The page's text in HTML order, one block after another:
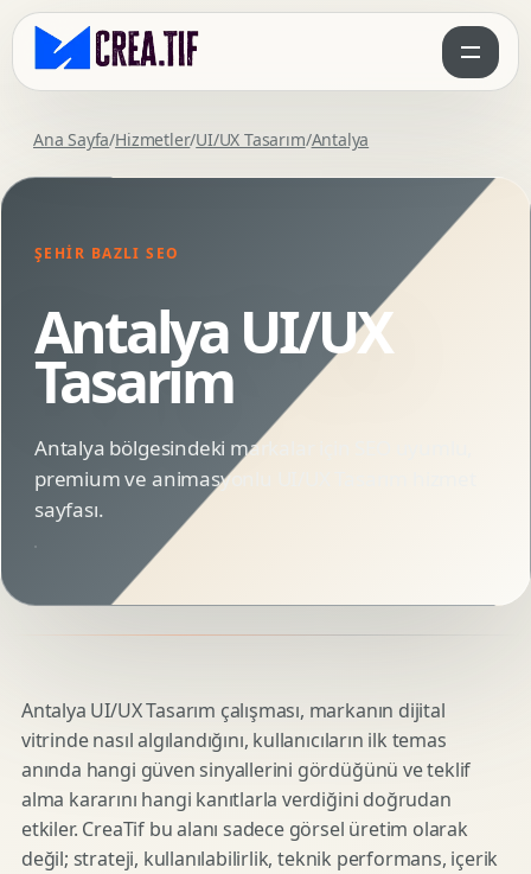
Ana Sayfa/Hizmetler/UI/UX Tasarım/Antalya
ŞEHIR BAZLI SEO
Antalya UI/UX
Tasarım
Antalya bölgesindeki markalar için SEO uyumlu,
premium ve animasyonlu UI/UX Tasarım hizmet
sayfası.
Antalya UI/UX Tasarım çalışması, markanın dijital
vitrinde nasıl algılandığını, kullanıcıların ilk temas
anında hangi güven sinyallerini gördüğünü ve teklif
alma kararını hangi kanıtlarla verdiğini doğrudan
etkiler. CreaTif bu alanı sadece görsel üretim olarak
değil; strateji, kullanılabilirlik, teknik performans, içerik